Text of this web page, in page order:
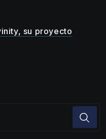
su proyecto